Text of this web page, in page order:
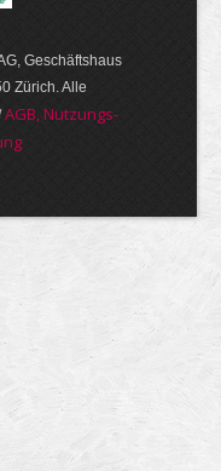
Geschäftshaus
Zürich. Alle
AGB, Nut­zungs­